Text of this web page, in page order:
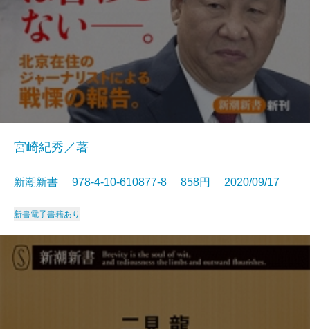
宮崎紀秀／著
新潮新書 978-4-10-610877-8 858円 2020/09/17
新書電子書籍あり